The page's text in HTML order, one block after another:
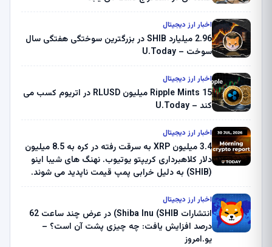
اخبار ارز دیجیتال
2.96 میلیارد SHIB در بزرگترین سوختگی هفتگی سال
سوخت – U.Today
اخبار ارز دیجیتال
Ripple Mints 15 میلیون RLUSD در اتریوم کسب می
کند – U.Today
اخبار ارز دیجیتال
3.4 میلیون XRP به سرقت رفته در کره به 8.5 میلیون
دلار کلاهبرداری کریپتو یوتیوب. نهنگ های شیبا اینو
(SHIB) به دلیل خرابی پمپ قیمت ناپدید می شوند.
ثبت کرد – گزارش کریپتو صبح – U.Today
اخبار ارز دیجیتال
انتشارات Shiba Inu (SHIB) در عرض چند ساعت 62
درصد افزایش یافت: چه چیزی پشت آن است؟ –
یو.امروز